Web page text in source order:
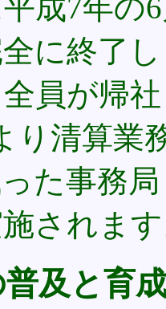
成7年の
に終了
員が帰
り清算業
た事務
されま
普及と育